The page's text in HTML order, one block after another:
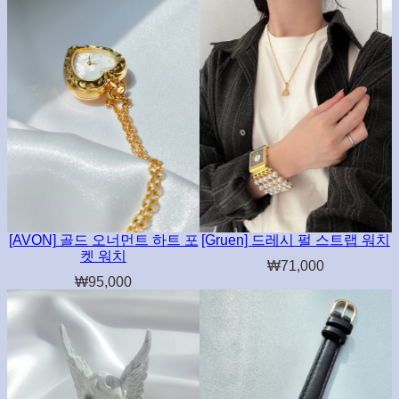
[AVON] 골드 오너먼트 하트 포
켓 워치
₩95,000
[Gruen] 드레시 펄 스트랩 워치
₩71,000